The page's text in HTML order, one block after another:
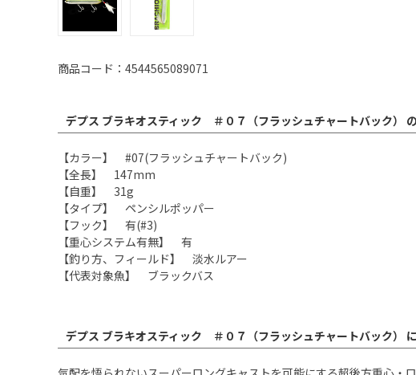
商品コード：4544565089071
デプス ブラキオスティック ＃０７（フラッシュチャートバック）
【カラー】 #07(フラッシュチャートバック)
【全長】 147mm
【自重】 31g
【タイプ】 ペンシルポッパー
【フック】 有(#3)
【重心システム有無】 有
【釣り方、フィールド】 淡水ルアー
【代表対象魚】 ブラックバス
デプス ブラキオスティック ＃０７（フラッシュチャートバック）